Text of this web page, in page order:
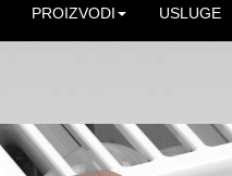
PROIZVODI USLUGE